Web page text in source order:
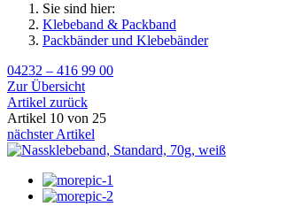
Sie sind hier:
Klebeband & Packband
Packbänder und Klebebänder
04232 – 416 99 00
Zur Übersicht
Artikel zurück
Artikel 10 von 25
nächster Artikel